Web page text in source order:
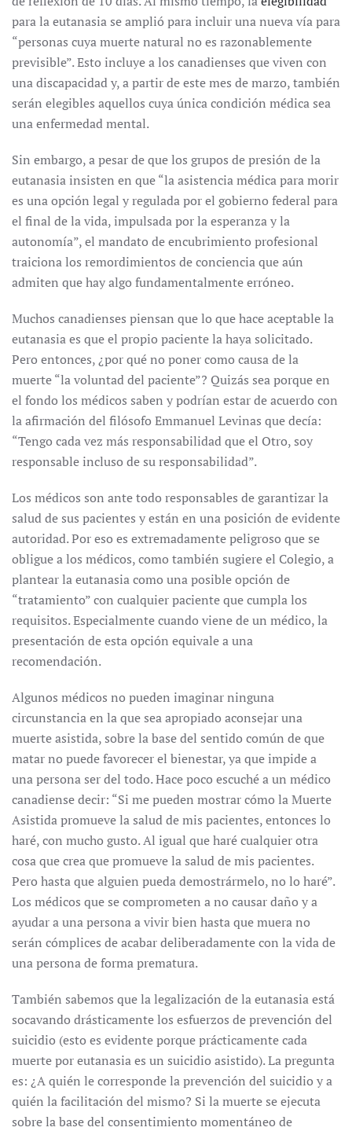
para la eutanasia se amplió para incluir una nueva vía para
“personas cuya muerte natural no es razonablemente
previsible”. Esto incluye a los canadienses que viven con
una discapacidad y, a partir de este mes de marzo, también
serán elegibles aquellos cuya única condición médica sea
una enfermedad mental.
Sin embargo, a pesar de que los grupos de presión de la
eutanasia insisten en que “la asistencia médica para morir
es una opción legal y regulada por el gobierno federal para
el final de la vida, impulsada por la esperanza y la
autonomía”, el mandato de encubrimiento profesional
traiciona los remordimientos de conciencia que aún
admiten que hay algo fundamentalmente erróneo.
Muchos canadienses piensan que lo que hace aceptable la
eutanasia es que el propio paciente la haya solicitado.
Pero entonces, ¿por qué no poner como causa de la
muerte “la voluntad del paciente”? Quizás sea porque en
el fondo los médicos saben y podrían estar de acuerdo con
la afirmación del filósofo Emmanuel Levinas que decía:
“Tengo cada vez más responsabilidad que el Otro, soy
responsable incluso de su responsabilidad”.
Los médicos son ante todo responsables de garantizar la
salud de sus pacientes y están en una posición de evidente
autoridad. Por eso es extremadamente peligroso que se
obligue a los médicos, como también sugiere el Colegio, a
plantear la eutanasia como una posible opción de
“tratamiento” con cualquier paciente que cumpla los
requisitos. Especialmente cuando viene de un médico, la
presentación de esta opción equivale a una
recomendación.
Algunos médicos no pueden imaginar ninguna
circunstancia en la que sea apropiado aconsejar una
muerte asistida, sobre la base del sentido común de que
matar no puede favorecer el bienestar, ya que impide a
una persona ser del todo. Hace poco escuché a un médico
canadiense decir: “Si me pueden mostrar cómo la Muerte
Asistida promueve la salud de mis pacientes, entonces lo
haré, con mucho gusto. Al igual que haré cualquier otra
cosa que crea que promueve la salud de mis pacientes.
Pero hasta que alguien pueda demostrármelo, no lo haré”.
Los médicos que se comprometen a no causar daño y a
ayudar a una persona a vivir bien hasta que muera no
serán cómplices de acabar deliberadamente con la vida de
una persona de forma prematura.
También sabemos que la legalización de la eutanasia está
socavando drásticamente los esfuerzos de prevención del
suicidio (esto es evidente porque prácticamente cada
muerte por eutanasia es un suicidio asistido). La pregunta
es: ¿A quién le corresponde la prevención del suicidio y a
quién la facilitación del mismo? Si la muerte se ejecuta
sobre la base del consentimiento momentáneo de